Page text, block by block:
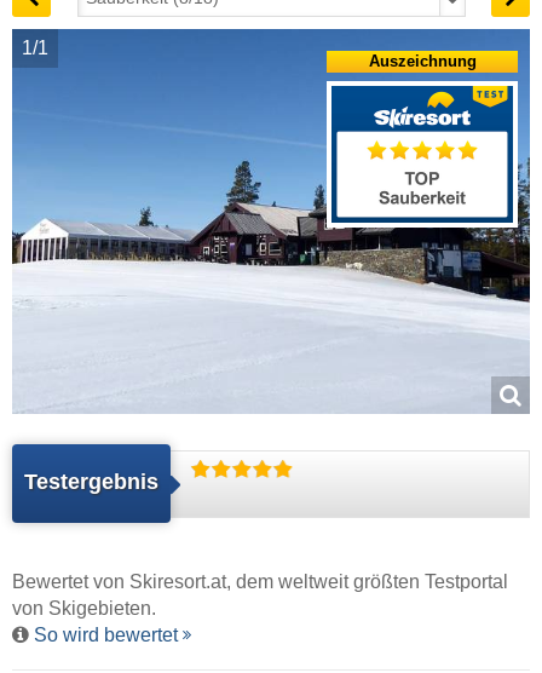
1/1
Testergebnis
Auszeichnung
Bewertet von Skiresort.at, dem weltweit größten Testportal
von Skigebieten.
So wird bewertet